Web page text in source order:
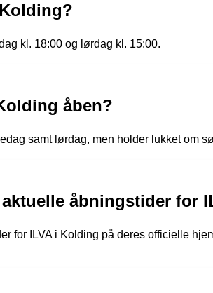
kl. 18:00 og lørdag kl. 15:00.
åben?
samt lørdag, men holder lukket om
åbningstider for
for ILVA i Kolding på deres officielle